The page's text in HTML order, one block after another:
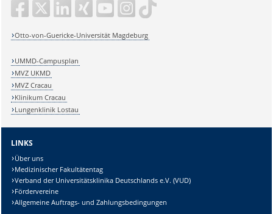
Otto-von-Guericke-Universität Magdeburg
UMMD-Campusplan
MVZ UKMD
MVZ Cracau
Klinikum Cracau
Lungenklinik Lostau
LINKS
Über uns
Medizinischer Fakultätentag
Verband der Universitätsklinika Deutschlands e.V. (VUD)
Fördervereine
Allgemeine Auftrags- und Zahlungsbedingungen